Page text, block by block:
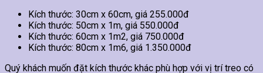
Kích thước: 30cm x 60cm, giá 255.000đ
Kích thước: 50cm x 1m, giá 550.000đ
Kích thước: 60cm x 1m2, giá 750.000đ
Kích thước: 80cm x 1m6, giá 1.350.000đ
Quý khách muốn đặt kích thước khác phù hợp với vị trí treo có